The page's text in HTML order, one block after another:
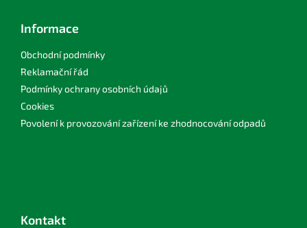
Informace
Obchodní podmínky
Reklamační řád
Podmínky ochrany osobních údajů
Cookies
Povolení k provozování zařízení ke zhodnocování odpadů
Kontakt